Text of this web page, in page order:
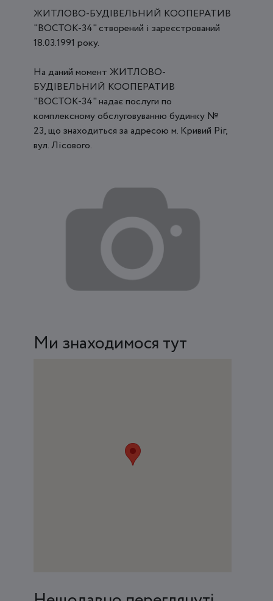
ЖИТЛОВО-БУДІВЕЛЬНИЙ КООПЕРАТИВ
"ВОСТОК-34" створений і зареєстрований
18.03.1991 року.
На даний момент ЖИТЛОВО-
БУДІВЕЛЬНИЙ КООПЕРАТИВ
"ВОСТОК-34" надає послуги по
комплексному обслуговуванню будинку №
23, що знаходиться за адресою м. Кривий Ріг,
вул. Лісового.
Ми знаходимося тут